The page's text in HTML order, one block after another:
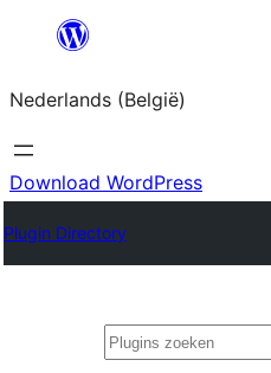
Spring
de
inhoud
Nederlands (België)
Download WordPress
Plugin Directory
Zoeken